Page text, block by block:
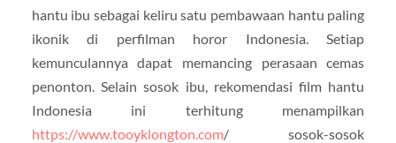
hantu ibu sebagai keliru satu pembawaan hantu paling
ikonik di perfilman horor Indonesia. Setiap
kemunculannya dapat memancing perasaan cemas
penonton. Selain sosok ibu, rekomendasi film hantu
Indonesia ini terhitung menampilkan
https://www.tooyklongton.com/ sosok-sosok